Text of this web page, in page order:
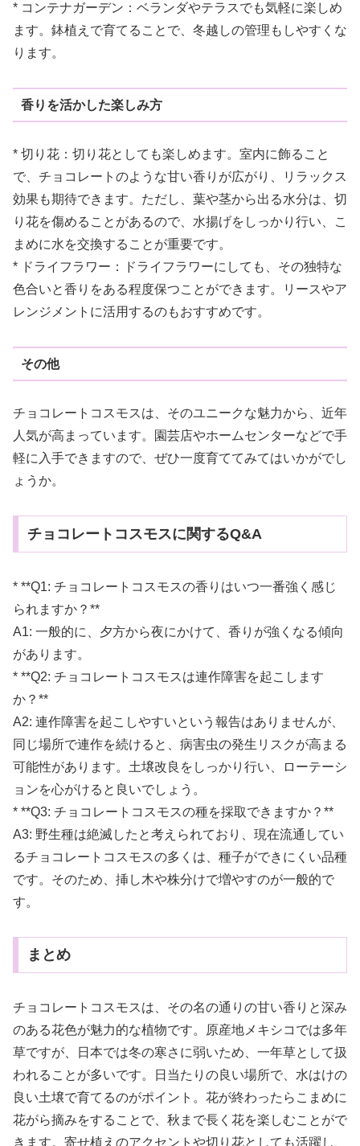
* コンテナガーデン：ベランダやテラスでも気軽に楽しめ
ます。鉢植えで育てることで、冬越しの管理もしやすくな
ります。
香りを活かした楽しみ方
* 切り花：切り花としても楽しめます。室内に飾ること
で、チョコレートのような甘い香りが広がり、リラックス
効果も期待できます。ただし、葉や茎から出る水分は、切
り花を傷めることがあるので、水揚げをしっかり行い、こ
まめに水を交換することが重要です。
* ドライフラワー：ドライフラワーにしても、その独特な
色合いと香りをある程度保つことができます。リースやア
レンジメントに活用するのもおすすめです。
その他
チョコレートコスモスは、そのユニークな魅力から、近年
人気が高まっています。園芸店やホームセンターなどで手
軽に入手できますので、ぜひ一度育ててみてはいかがでし
ょうか。
チョコレートコスモスに関するQ&A
* **Q1: チョコレートコスモスの香りはいつ一番強く感じ
られますか？**
A1: 一般的に、夕方から夜にかけて、香りが強くなる傾向
があります。
* **Q2: チョコレートコスモスは連作障害を起こします
か？**
A2: 連作障害を起こしやすいという報告はありませんが、
同じ場所で連作を続けると、病害虫の発生リスクが高まる
可能性があります。土壌改良をしっかり行い、ローテーシ
ョンを心がけると良いでしょう。
* **Q3: チョコレートコスモスの種を採取できますか？**
A3: 野生種は絶滅したと考えられており、現在流通してい
るチョコレートコスモスの多くは、種子ができにくい品種
です。そのため、挿し木や株分けで増やすのが一般的で
す。
まとめ
チョコレートコスモスは、その名の通りの甘い香りと深み
のある花色が魅力的な植物です。原産地メキシコでは多年
草ですが、日本では冬の寒さに弱いため、一年草として扱
われることが多いです。日当たりの良い場所で、水はけの
良い土壌で育てるのがポイント。花が終わったらこまめに
花がら摘みをすることで、秋まで長く花を楽しむことがで
きます。寄せ植えのアクセントや切り花としても活躍し、